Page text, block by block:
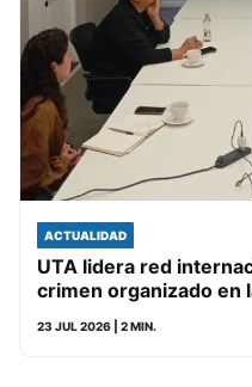
ACTUALIDAD
UTA lidera red
crimen organizado en
23 JUL 2026 | 2 MIN.